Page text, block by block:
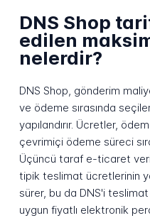
DNS Shop
edilen
nelerdir?
DNS Shop, gönderim
ve ödeme sırasında
yapılandırır. Ücretler,
çevrimiçi ödeme süreci
Üçüncü taraf e-ticaret
tipik teslimat ücretlerinin
sürer, bu da DNS'i
uygun fiyatlı elektronik